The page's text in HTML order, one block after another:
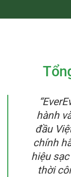
hành
đầu
chính
hiệu
thời